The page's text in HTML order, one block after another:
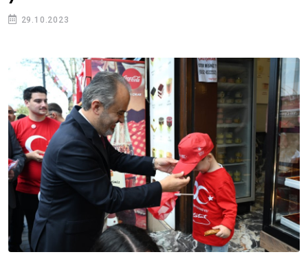
29.10.2023